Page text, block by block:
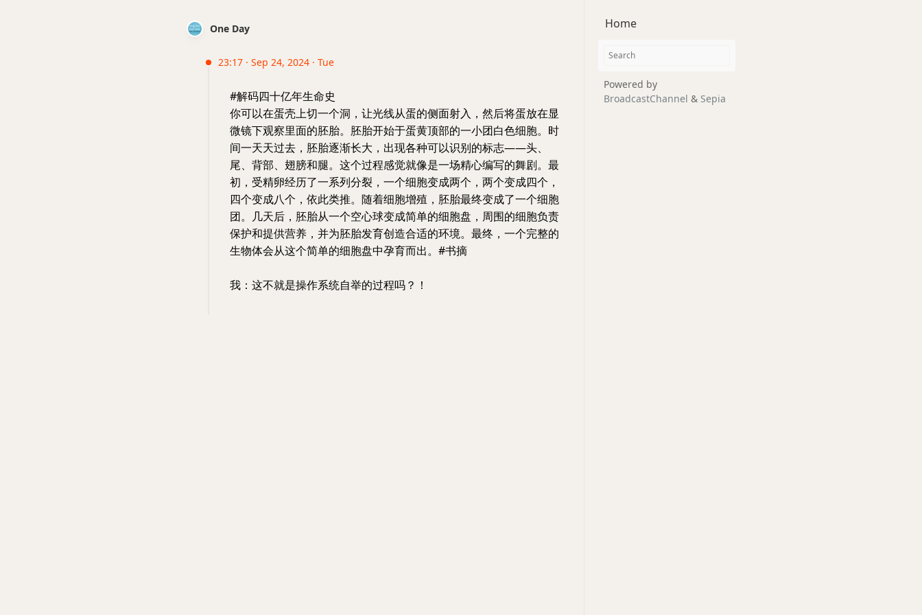
One Day
23:17 · Sep 24, 2024 · Tue
#解码四十亿年生命史
你可以在蛋壳上切一个洞，让光线从蛋的侧面射入，然后将蛋放在显
微镜下观察里面的胚胎。胚胎开始于蛋黄顶部的一小团白色细胞。时
间一天天过去，胚胎逐渐长大，出现各种可以识别的标志——头、
尾、背部、翅膀和腿。这个过程感觉就像是一场精心编写的舞剧。最
初，受精卵经历了一系列分裂，一个细胞变成两个，两个变成四个，
四个变成八个，依此类推。随着细胞增殖，胚胎最终变成了一个细胞
团。几天后，胚胎从一个空心球变成简单的细胞盘，周围的细胞负责
保护和提供营养，并为胚胎发育创造合适的环境。最终，一个完整的
生物体会从这个简单的细胞盘中孕育而出。#书摘
我：这不就是操作系统自举的过程吗？！
Home
Powered by
BroadcastChannel & Sepia